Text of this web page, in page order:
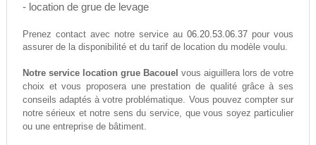
- location de grue de levage
Prenez contact avec notre service au06.20.53.06.37 pour vous
assurer de la disponibilité et du tarif de location du modèle voulu.
Notre service location grue Bacouel vous aiguillera lors de votre
choix et vous proposera une prestation de qualité grâce à ses
conseils adaptés à votre problématique. Vous pouvez compter sur
notre sérieux et notre sens du service, que vous soyez particulier
ou une entreprise de bâtiment.